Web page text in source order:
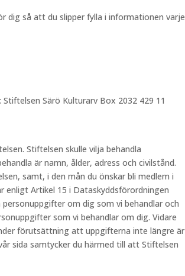
dig så att du slipper fylla i informationen varje
Särö Kulturarv Box 2032 429 11
Stiftelsen skulle vilja behandla
är namn, ålder, adress och civilstånd.
samt, i den mån du önskar bli medlem i
enligt Artikel 15 i Dataskyddsförordningen
om dig som vi behandlar och
som vi behandlar om dig. Vidare
förutsättning att uppgifterna inte längre är
sida samtycker du härmed till att Stiftelsen